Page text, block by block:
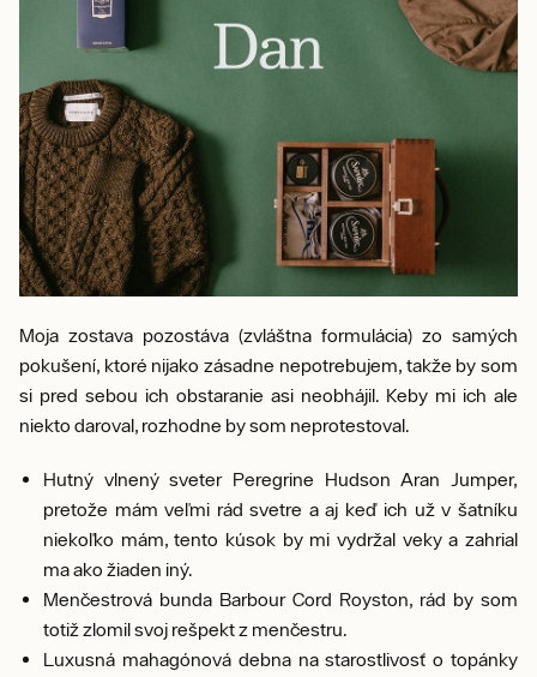
Moja zostava pozostáva (zvláštna formulácia) zo samých
pokušení, ktoré nijako zásadne nepotrebujem, takže by som
si pred sebou ich obstaranie asi neobhájil. Keby mi ich ale
niekto daroval, rozhodne by som neprotestoval.
Hutný vlnený sveter Peregrine Hudson Aran Jumper,
pretože mám veľmi rád svetre a aj keď ich už v šatníku
niekoľko mám, tento kúsok by mi vydržal veky a zahrial
ma ako žiaden iný.
Menčestrová bunda Barbour Cord Royston, rád by som
totiž zlomil svoj rešpekt z menčestru.
Luxusná mahagónová debna na starostlivosť o topánky